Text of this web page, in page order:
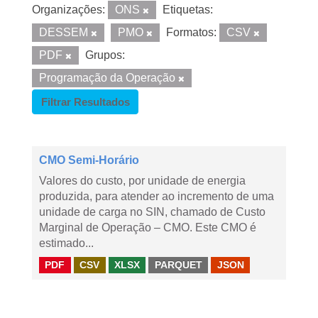
Organizações: ONS
Etiquetas:
DESSEM
PMO Formatos:
CSV
PDF
Grupos:
Programação da Operação
Filtrar Resultados
CMO Semi-Horário
Valores do custo, por unidade de energia
produzida, para atender ao incremento de uma
unidade de carga no SIN, chamado de Custo
Marginal de Operação – CMO. Este CMO é
estimado...
PDF CSV XLSX PARQUET JSON